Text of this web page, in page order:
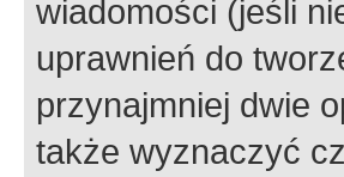
wiadomości (jeśli
uprawnień do
przynajmniej dwie
także wyznaczyć